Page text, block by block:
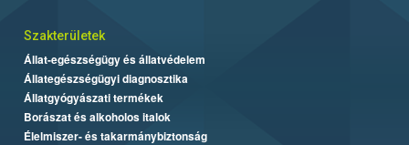
Szakterületek
Állat-egészségügy és állatvédelem
Állategészségügyi diagnosztika
Állatgyógyászati termékek
Borászat és alkoholos italok
Élelmiszer- és takarmánybiztonság